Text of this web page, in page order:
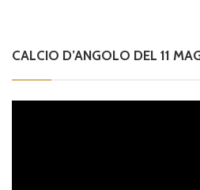
CALCIO D’ANGOLO DEL 11